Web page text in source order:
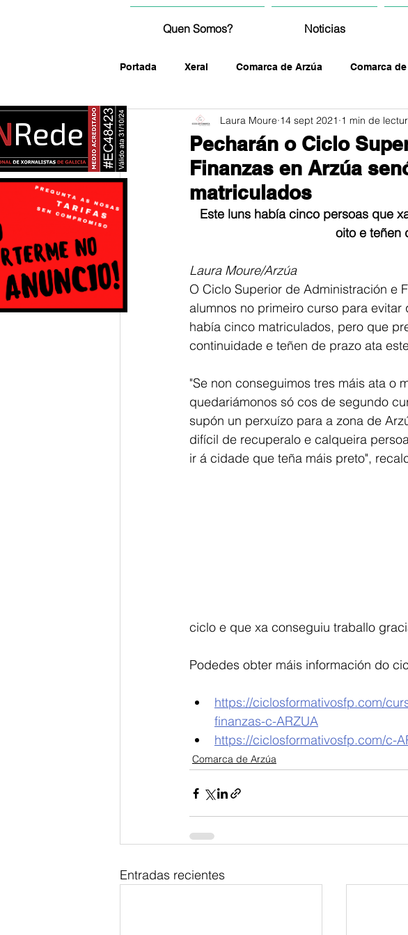
Quen Somos? Noticias
Portada Xeral Comarca de Arzúa Comarca de
fotografía
Pecharán o Ciclo
Finanzas en Arzúa
matriculados
Laura Moure 14 sept 2021 1 min de
Este luns había cinco persoas que
oito e teñen
Laura Moure/Arzúa
O Ciclo Superior de Administración e
alumnos no primeiro curso para
había cinco matriculados, pero que
continuidade e teñen de prazo ata
"Se non conseguimos tres máis ata o
quedariámonos só cos de segundo
supón un perxuízo para a zona de
difícil de recuperalo e calqueira
ir á cidade que teña máis preto",
ciclo e que xa conseguiu traballo
Podedes obter máis información do
https://ciclosformativosfp.com/
finanzas-c-ARZUA
https://ciclosformativosfp.com/c-
Comarca de Arzúa
Entradas recientes